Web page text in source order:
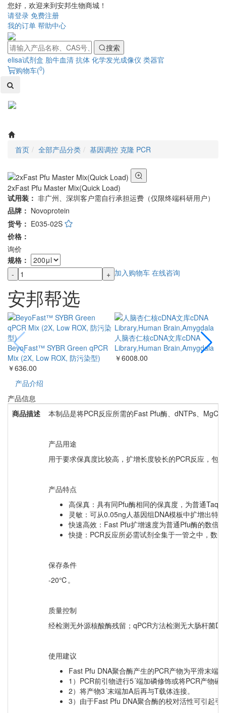
您好，欢迎来到安邦生物商城！
请登录 免费注册
我的订单 帮助中心
搜索
elisa试剂盒 胎牛血清 抗体 化学发光成像仪 类器官
购物车(0)
首页 全部产品分类 基因调控 克隆 PCR
2xFast Pfu Master Mix(Quick Load)
试用装： 非广州、深圳客户需自行承担运费（仅限终端科研用户）
品牌： Novoprotein
货号： E035-02S
价格：
询价
规格：
-
+ 加入购物车 在线咨询
安邦帮选
BeyoFast™ SYBR Green qPCR
Mix (2X, Low ROX, 防污染型)
￥636.00
人脑杏仁核cDNA文库cDNA
Library,Human Brain,Amygdala
￥6008.00
产品介绍
产品信息
商品描述
本制品是将PCR反应所需的Fast Pfu酶、dNTPs、
产品用途
用于要求保真度比较高，扩增长度较长的PCR反应，包
产品特点
高保真：具有同Pfu酶相同的保真度，为普通Taq
灵敏：可从0.05ng人基因组DNA模板中扩增出特
快速高效：Fast Pfu扩增速度为普通Pfu酶的数倍
快捷：PCR反应所必需试剂全集于一管之中，数
保存条件
-20℃。
质量控制
经检测无外源核酸酶残留；qPCR方法检测无大肠杆菌
使用建议
Fast Pfu DNA聚合酶产生的PCR产物为平滑末端
1）PCR前引物进行5´端加磷修饰或将PCR产物
2）将产物3´末端加A后再与T载体连接。
3）由于Fast Pfu DNA聚合酶的校对活性可引起